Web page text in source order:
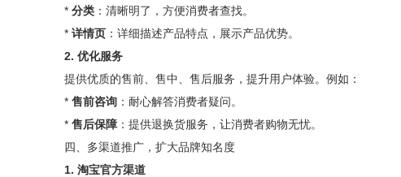
* 分类 ：清晰明了，方便消费者查找。
* 详情页 ：详细描述产品特点，展示产品优势。
2. 优化服务
提供优质的售前、售中、售后服务，提升用户体验。例如：
* 售前咨询 ：耐心解答消费者疑问。
* 售后保障 ：提供退换货服务，让消费者购物无忧。
四、多渠道推广，扩大品牌知名度
1. 淘宝官方渠道